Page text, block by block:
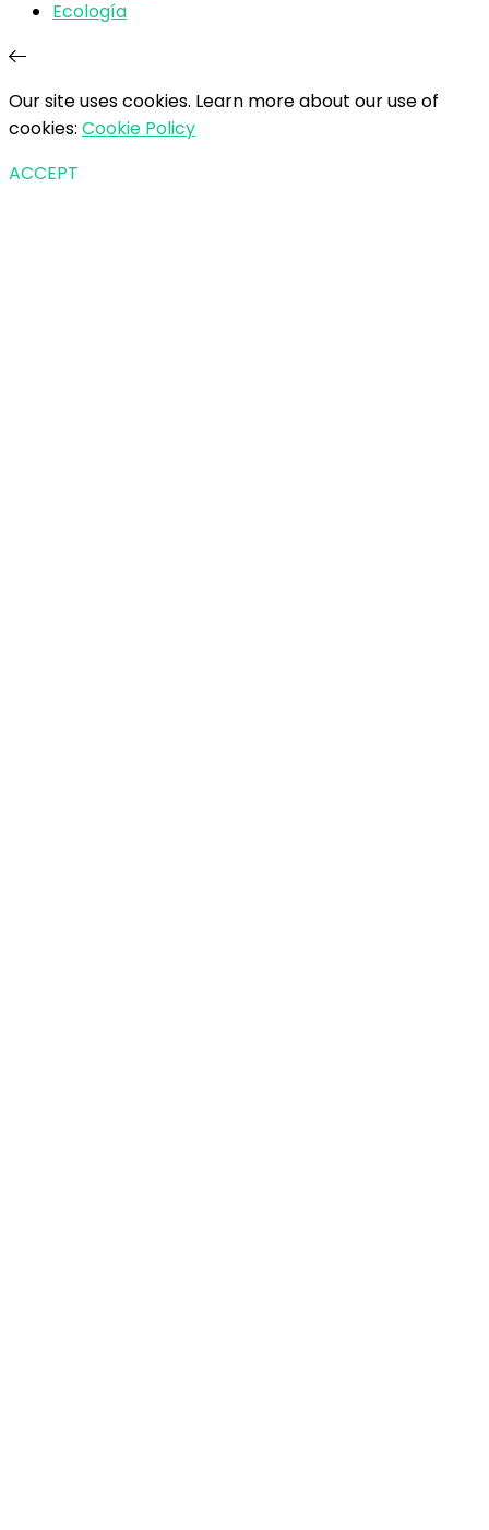
Ecología
Our site uses cookies. Learn more about our use of
cookies: Cookie Policy
ACCEPT